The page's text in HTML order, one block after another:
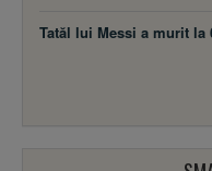
Tatăl lui Messi a murit la